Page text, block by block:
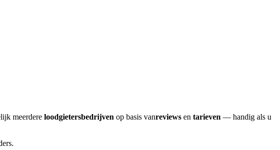
meerdere loodgietersbedrijven op basis vanreviews en tarieven — handig als u